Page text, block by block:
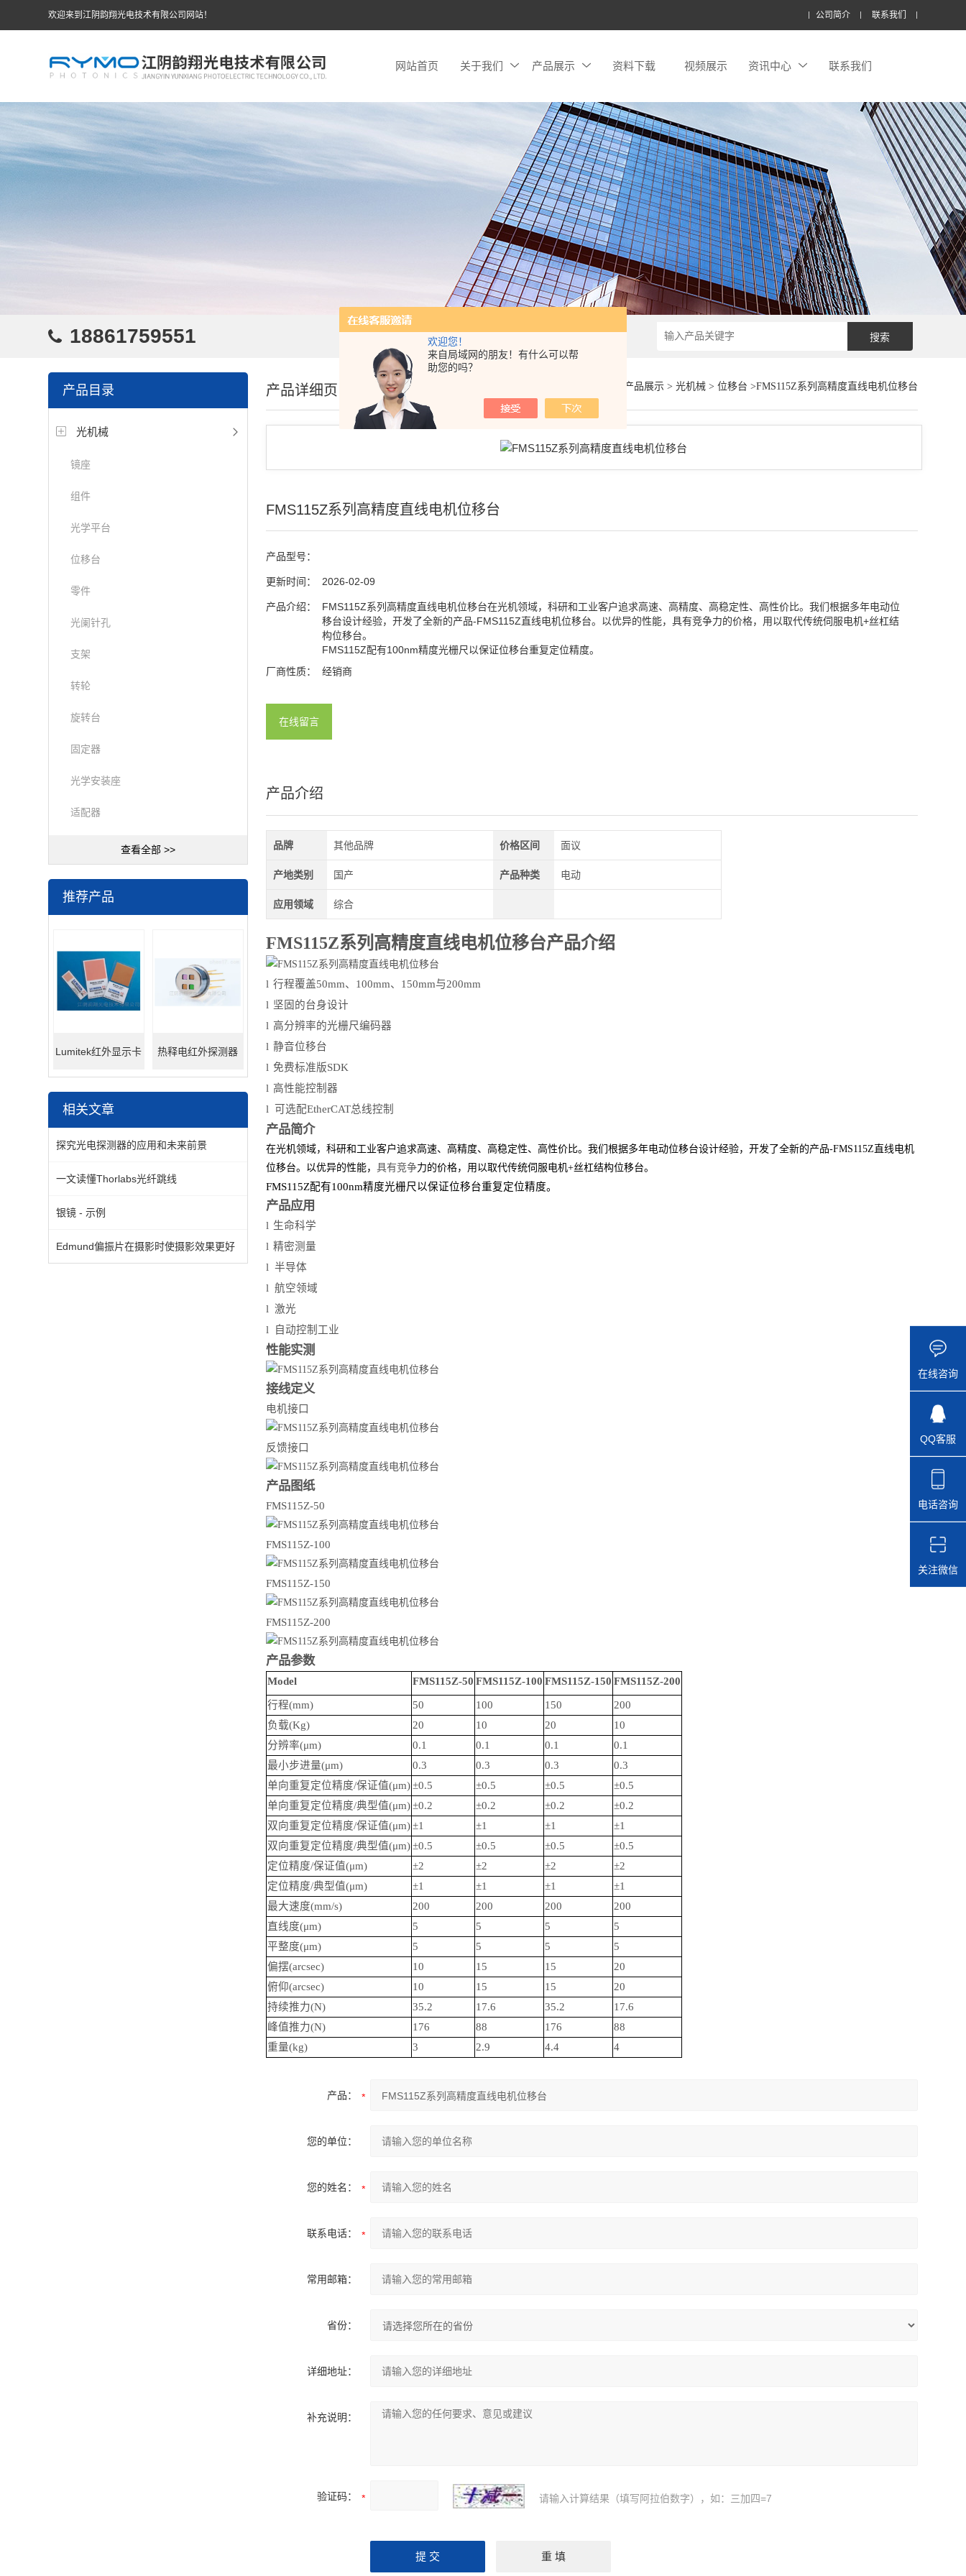
欢迎您！
来自局域网的朋友！有什么可以帮
助您的吗？
欢迎来到江阴韵翔光电技术有限公司网站！ 公司简介 联系我们
网站首页 关于我们 产品展示 资料下载 视频展示 资讯中心 联系我们
18861759551
产品目录
光机械
镜座
组件
光学平台
位移台
零件
光阑针孔
支架
转轮
旋转台
固定器
光学安装座
适配器
查看全部 >>
推荐产品
Lumitek红外显示卡 热释电红外探测器
相关文章
探究光电探测器的应用和未来前景
一文读懂Thorlabs光纤跳线
银镜 - 示例
Edmund偏振片在摄影时使摄影效果更好
产品展示> 光机械> 位移台 >FMS115Z系列高精度直线电机位移台
产品详细页
FMS115Z系列高精度直线电机位移台
产品型号：
更新时间： 2026-02-09
产品介绍：
FMS115Z系列高精度直线电机位移台在光机领域，科研和⼯业客⼾追求⾼速、⾼精度、⾼稳定性、⾼性价⽐。我们根据多年电动位
移台设计经验，开发了全新的产品-FMS115Z直线电机位移台。以优异的性能，具有竞争⼒的价格，⽤以取代传统伺服电机+丝杠结
构位移台。
FMS115Z配有100nm精度光栅尺以保证位移台重复定位精度。
厂商性质：
经销商
在线留言
产品介绍
品牌 其他品牌 价格区间 面议
产地类别 国产 产品种类 电动
应用领域 综合
FMS115Z系列高精度直线电机位移台产品介绍
l ⾏程覆盖50mm、100mm、150mm与200mm
l 坚固的台⾝设计
l 高分辨率的光栅尺编码器
l 静音位移台
l 免费标准版SDK
l 高性能控制器
l
可选配EtherCAT总线控制
产品简介
在光机领域，科研和 ⼯业客⼾追求⾼速、 ⾼精度、 ⾼稳定性、 ⾼性价⽐。 我们 根据多年电动位移台设计经验，开发了全新的产品-FMS115Z直线电机
位移台。以优异的性能， 具有竞争⼒的价格， ⽤ 以取代传统伺服电机+丝杠结构位移台。
FMS115Z配有100nm精度光栅尺以保证位移台重复定位精度。
产品应用
l 生命科学
l 精密测量
l 半导体
l 航空领域
l 激光
l
自动控制⼯业
性能实测
接线定义
电机接⼝
反馈接⼝
产品图纸
FMS115Z-50
FMS115Z-100
FMS115Z-150
FMS115Z-200
产品参数
Model FMS115Z-50 FMS115Z-100 FMS115Z-150 FMS115Z-200
⾏程(mm) 50 100 150
200
负载(Kg)
20 10 20
10
分辨率(μm) 0.1 0.1 0.1
0.1
最⼩步进量(μm) 0.3 0.3 0.3
0.3
单向重复定位精度/保证值(μm)±0.5 ±0.5 ±0.5
±0.5
单向重复定位精度/典型值(μm)±0.2 ±0.2 ±0.2
±0.2
双向重复定位精度/保证值(μm)±1 ±1 ±1
±1
双向重复定位精度/典型值(μm)±0.5 ±0.5 ±0.5
±0.5
定位精度/保证值(μm) ±2 ±2 ±2
±2
定位精度/典型值(μm) ±1 ±1 ±1
±1
最⼤速度(mm/s)
200 200 200
200
直线度(μm) 5 5 5
5
平整度(μm) 5 5 5
5
偏摆(arcsec)
10 15 15
20
俯仰(arcsec)
10 15 15
20
持续推⼒(N)
35.2 17.6 35.2
17.6
峰值推⼒(N)
176 88 176
88
重量(kg)
3 2.9 4.4 4
产品：
您的单位：
您的姓名：
联系电话：
常用邮箱：
省份：
详细地址：
补充说明：
验证码： 请输入计算结果（填写阿拉伯数字），如：三加四=7
在线咨询
QQ客服
电话咨询
关注微信